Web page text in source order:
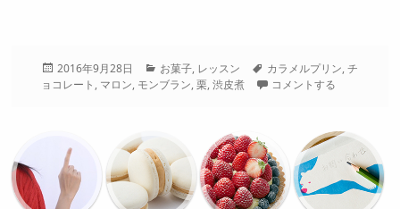
投
稿
2016年9月28日
カ
テ
お菓子, レッスン
タ
グ
カラメルプリン,チ
ョコレート , マロン, モンブラン,栗,渋皮煮 コメントする